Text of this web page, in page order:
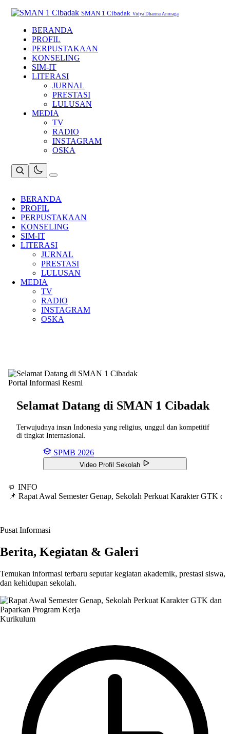
SMAN 1 Cibadak Vidya Dharma Anoraga
BERANDA
PROFIL
PERPUSTAKAAN
KONSELING
SIM-IT
LITERASI
JURNAL
PRESTASI
LULUSAN
MEDIA
TV
RADIO
INSTAGRAM
OSKA
BERANDA
PROFIL
PERPUSTAKAAN
KONSELING
SIM-IT
LITERASI
JURNAL
PRESTASI
LULUSAN
MEDIA
TV
RADIO
INSTAGRAM
OSKA
Portal Informasi Resmi
Selamat Datang di SMAN 1 Cibadak
Terwujudnya insan Indonesia yang religius, unggul dan kompetitif
di tingkat Internasional.
SPMB 2026
Video Profil Sekolah
INFO
📌 Rapat Awal Semester Genap, Sekolah Perkuat Karakter GTK
Pusat Informasi
Berita, Kegiatan & Galeri
Temukan informasi terbaru seputar kegiatan akademik, prestasi siswa,
dan kehidupan sekolah.
Kurikulum